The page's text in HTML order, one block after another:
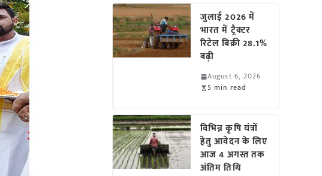
जुलाई 2026 में
भारत में ट्रैक्टर
रिटेल बिक्री 28.1%
बढ़ी
August 6, 2026
5 min read
विभिन्न कृषि यंत्रों
हेतु आवेदन के लिए
आज 4 अगस्त तक
अंतिम तिथि